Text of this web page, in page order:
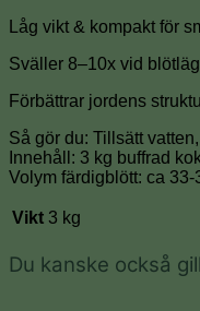
Låg vikt & kompakt för
Sväller 8–10x vid
Förbättrar jordens
Så gör du: Tillsätt
Innehåll: 3 kg buffrad
Volym färdigblött: ca 33-
Vikt 3 kg
Du kanske också